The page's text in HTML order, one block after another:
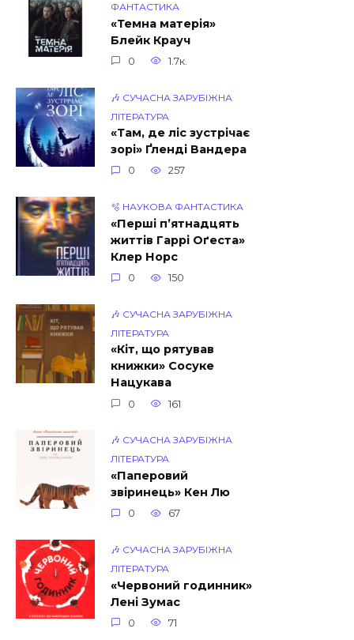
ФАНТАСТИКА
«Темна матерія»
Блейк Крауч
0 1.7к.
🎶 СУЧАСНА ЗАРУБІЖНА
ЛІТЕРАТУРА
«Там, де ліс зустрічає
зорі» Ґленді Вандера
0 257
🫧 НАУКОВА ФАНТАСТИКА
«Перші п’ятнадцять
життів Гаррі Оґеста»
Клер Норс
0 150
🎶 СУЧАСНА ЗАРУБІЖНА
ЛІТЕРАТУРА
«Кіт, що рятував
книжки» Сосуке
Нацукава
0 161
🎶 СУЧАСНА ЗАРУБІЖНА
ЛІТЕРАТУРА
«Паперовий
звіринець» Кен Лю
0 67
🎶 СУЧАСНА ЗАРУБІЖНА
ЛІТЕРАТУРА
«Червоний годинник»
Лені Зумас
0 71